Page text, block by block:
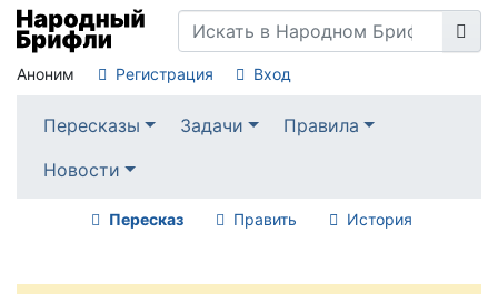
Аноним Регистрация Вход
Пересказы Задачи
Правила
Новости
Пересказ Править История